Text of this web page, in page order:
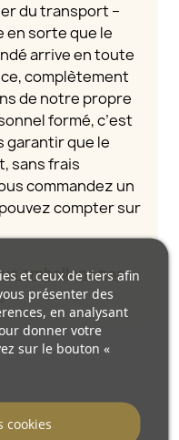
du transport –
en sorte que le
arrive en toute
complètement
de notre propre
formé, c’est
garantir que le
sans frais
commandez un
compter sur
emballons nos
et ceux de tiers afin
présenter des
en analysant
donner votre
sur le bouton «
cookies